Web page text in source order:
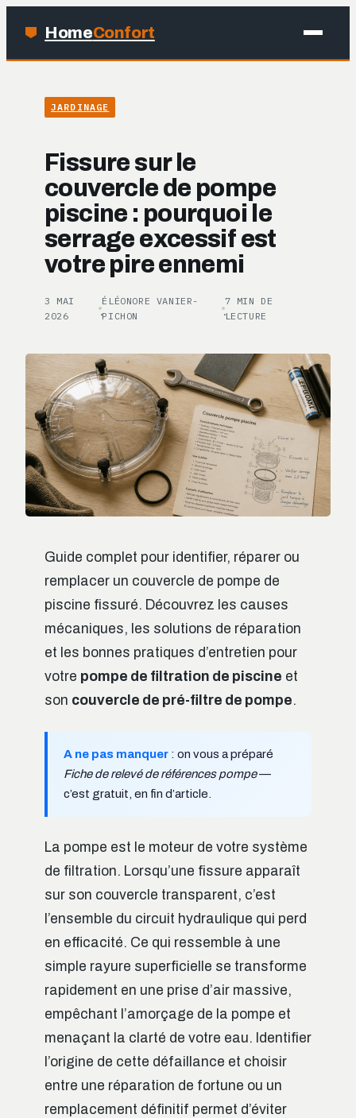
HomeConfort
JARDINAGE
DÉCO
JARDINAGE
Fissure sur le
couvercle de pompe
piscine : pourquoi le
serrage excessif est
votre pire ennemi
3 MAI
2026
·
ÉLÉONORE VANIER-
PICHON
·
7 MIN DE
LECTURE
Guide complet pour identifier, réparer ou
remplacer un couvercle de pompe de
piscine fissuré. Découvrez les causes
mécaniques, les solutions de réparation
et les bonnes pratiques d’entretien pour
votre pompe de filtration de piscine et
son couvercle de pré-filtre de pompe.
A ne pas manquer : on vous a préparé
Fiche de relevé de références pompe—
c’est gratuit, en fin d’article.
La pompe est le moteur de votre système
de filtration. Lorsqu’une fissure apparaît
sur son couvercle transparent, c’est
l’ensemble du circuit hydraulique qui perd
en efficacité. Ce qui ressemble à une
simple rayure superficielle se transforme
rapidement en une prise d’air massive,
empêchant l’amorçage de la pompe et
menaçant la clarté de votre eau. Identifier
l’origine de cette défaillance et choisir
entre une réparation de fortune ou un
remplacement définitif permet d’éviter